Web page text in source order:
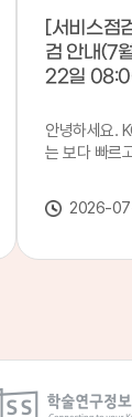
[서비스점
검 안내(7
22일
안녕하세요.
는 보다 빠르
합니다.※ 서
일(화) 19:00
서비스가일
2026-